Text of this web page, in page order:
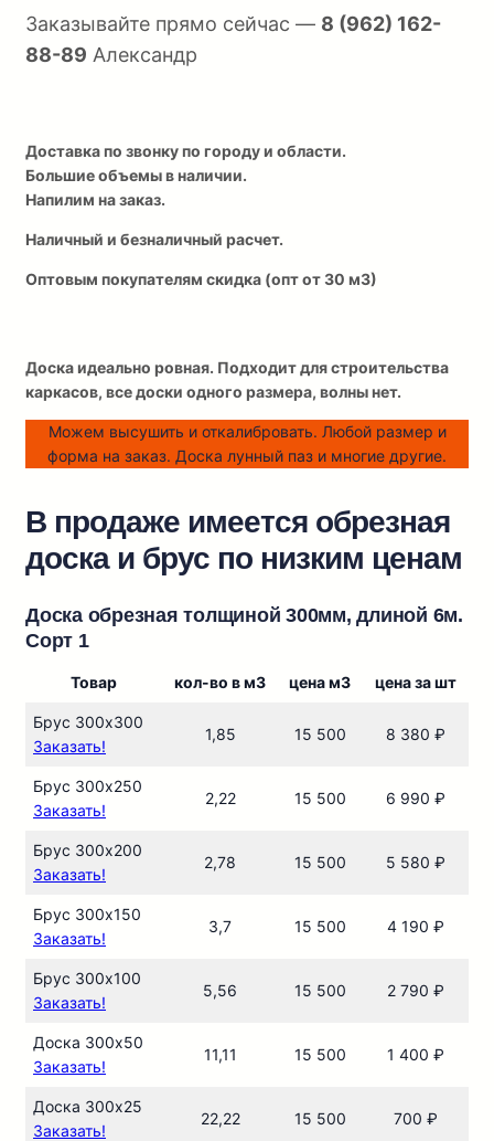
Заказывайте прямо сейчас — 8 (962) 162-
88-89 Александр
Доставка по звонку по городу и области.
Большие объемы в наличии.
Напилим на заказ.
Наличный и безналичный расчет.
Оптовым покупателям скидка (опт от 30 м3)
Доска идеально ровная. Подходит для строительства
каркасов, все доски одного размера, волны нет.
Можем высушить и откалибровать. Любой размер и
форма на заказ. Доска лунный паз и многие другие.
В продаже имеется обрезная
доскаи брус по низким ценам
Доска обрезная толщиной 300мм, длиной 6м.
Сорт 1
Товар кол-во в м3 цена м3 цена за шт
Брус 300х300
Заказать!
1,85 15 500 8 380 ₽
Брус 300х250
Заказать!
2,22 15 500 6 990 ₽
Брус 300х200
Заказать!
2,78 15 500 5 580 ₽
Брус 300х150
Заказать!
3,7 15 500 4 190 ₽
Брус 300х100
Заказать!
5,56 15 500 2 790 ₽
Доска 300х50
Заказать!
11,11 15 500 1 400 ₽
Доска 300х25
Заказать!
22,22 15 500 700 ₽